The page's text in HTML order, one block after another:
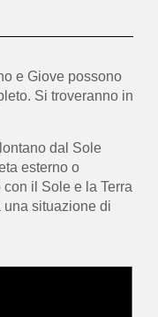
e Giove possono
Si troveranno in
dal Sole
esterno o
il Sole e la Terra
situazione di